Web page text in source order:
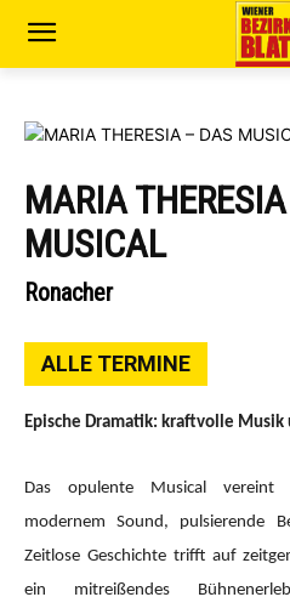
MARIA
MUSICAL
Ronacher
ALLE TERMINE
Epische Dramatik: kraftvolle Musik
Das opulente Musical vereint
modernem Sound, pulsierende
Zeitlose Geschichte trifft auf
ein mitreißendes